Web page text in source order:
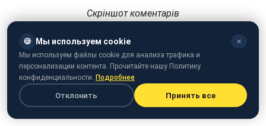
Скріншот коментарів
Раніше в мережі розповіли пропатрульных-шахраїв
на дорогах.
🍪 Мы используем cookie ✕
Мы используем файлы cookie для анализа трафика и
персонализации контента. Прочитайте нашу Политику
конфиденциальности. Подробнее
Отклонить Принять все